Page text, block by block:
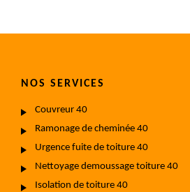
NOS SERVICES
Couvreur 40
Ramonage de cheminée 40
Urgence fuite de toiture 40
Nettoyage demoussage toiture 40
Isolation de toiture 40